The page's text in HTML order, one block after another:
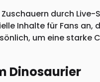
durch Live-
Inhalte für Fans an,
um eine starke
Dinosaurier